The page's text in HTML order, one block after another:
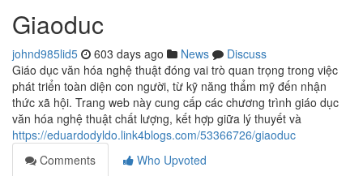
Giaoduc
johnd985lid5 603 days ago News
Discuss
Giáo dục văn hóa nghệ thuật đóng vai trò quan trọng trong việc
phát triển toàn diện con người, từ kỹ năng thẩm mỹ đến nhận
thức xã hội. Trang web này cung cấp các chương trình giáo dục
văn hóa nghệ thuật chất lượng, kết hợp giữa lý thuyết và
https://eduardodyldo.link4blogs.com/53366726/giaoduc
Comments
Who Upvoted